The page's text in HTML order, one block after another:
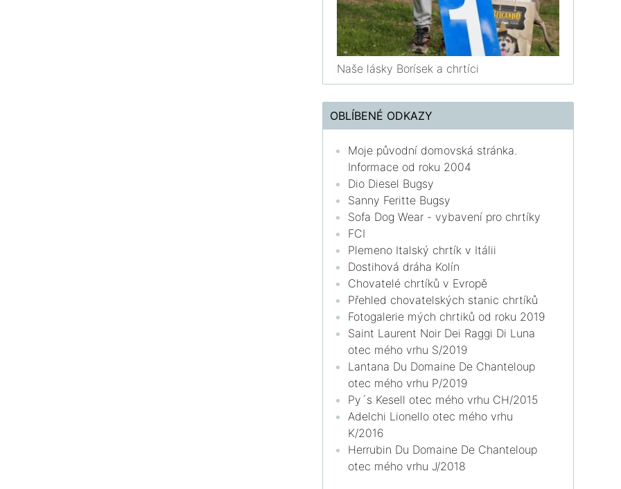
Naše lásky Borísek a chrtíci
OBLÍBENÉ ODKAZY
Moje původní domovská stránka.
Informace od roku 2004
Dio Diesel Bugsy
Sanny Feritte Bugsy
Sofa Dog Wear - vybavení pro chrtíky
FCI
Plemeno Italský chrtík v Itálii
Dostihová dráha Kolín
Chovatelé chrtíků v Evropě
Přehled chovatelských stanic chrtíků
Fotogalerie mých chrtiků od roku 2019
Saint Laurent Noir Dei Raggi Di Luna
otec mého vrhu S/2019
Lantana Du Domaine De Chanteloup
otec mého vrhu P/2019
Py´s Kesell otec mého vrhu CH/2015
Adelchi Lionello otec mého vrhu
K/2016
Herrubin Du Domaine De Chanteloup
otec mého vrhu J/2018